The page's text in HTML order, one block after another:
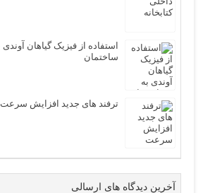
استفاده از فیزیک گياهان
ساختمان
ترفند های جدید افزایش سرعت
آخرین دیدگاه های ارسالی